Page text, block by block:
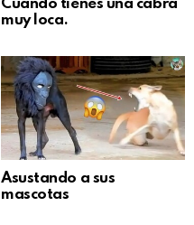
Cuando tienes una cabra
muy loca.
Asustando a sus
mascotas